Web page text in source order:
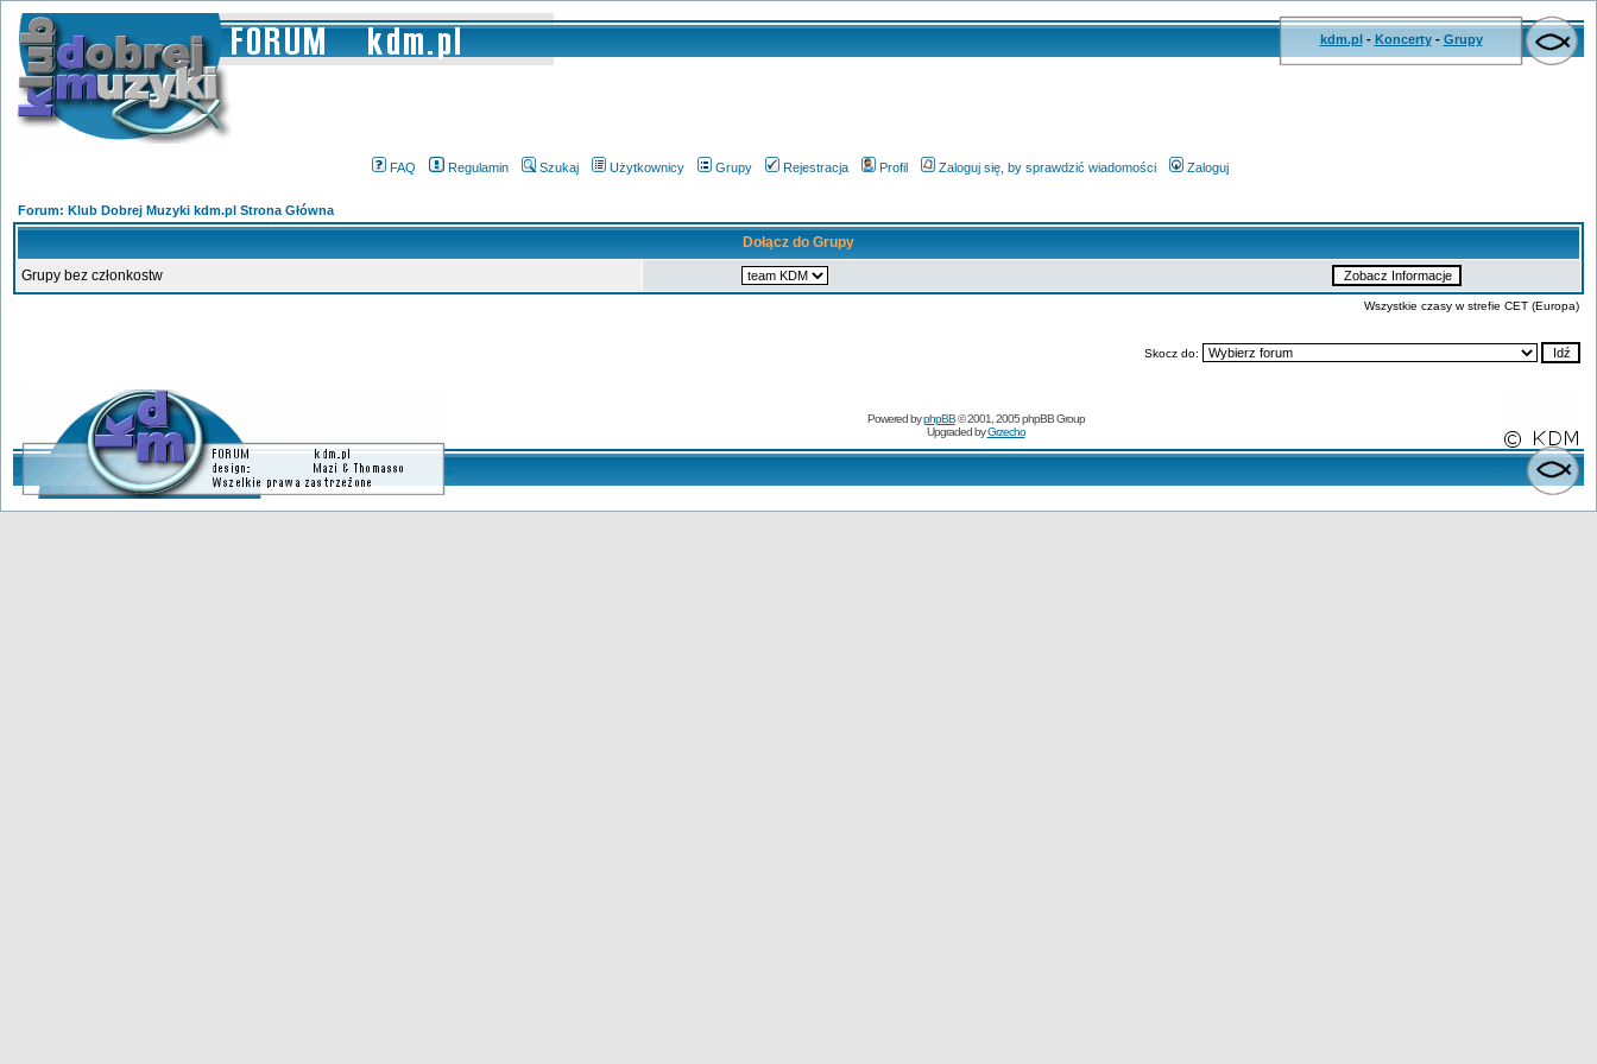
kdm.pl- Koncerty- Grupy
FAQ Regulamin Szukaj Użytkownicy Grupy Rejestracja Profil Zaloguj się, by sprawdzić wiadomości Zaloguj
Forum: Klub Dobrej Muzyki kdm.pl Strona Główna
Dołącz do Grupy
Grupy bez członkostw
Wszystkie czasy w strefie CET (Europa)
Skocz do:
Powered byphpBB© 2001, 2005 phpBB Group
Upgraded byGrzecho